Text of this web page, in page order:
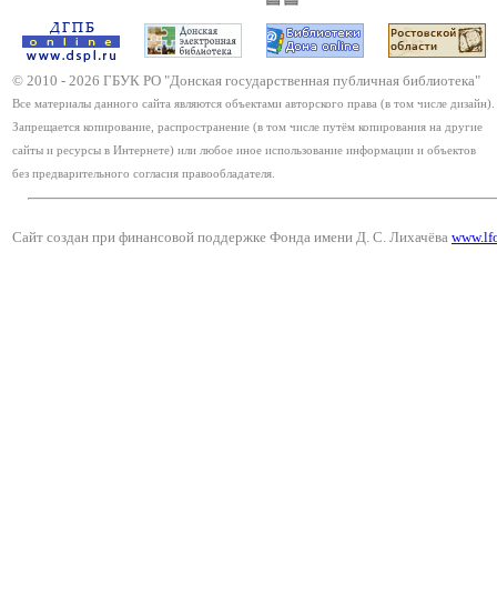
© 2010 - 2026 ГБУК РО "Донская государственная публичная библиотека"
Все материалы данного сайта являются объектами авторского права (в том числе дизайн).
Запрещается копирование, распространение (в том числе путём копирования на другие
сайты и ресурсы в Интернете) или любое иное использование информации и объектов
без предварительного согласия правообладателя.
Сайт создан при финансовой поддержке Фонда имени Д. С. Лихачёва